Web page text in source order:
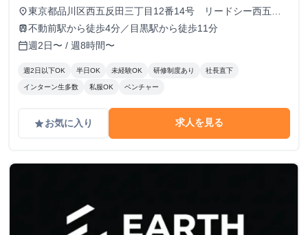
place東京都品川区西五反田三丁目12番14号 リードシー西五反
田ビル7-8階（受付8階）
train不動前駅から徒歩4分／目黒駅から徒歩11分
calendar_today週2日〜 / 週8時間〜
週2日以下OK 半日OK 未経験OK 研修制度あり 社長直下
インターン生多数 私服OK ベンチャー
gradeお気に入り 求人を見る